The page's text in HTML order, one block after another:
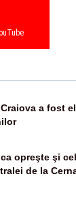
a fost
opreşte şi
de la